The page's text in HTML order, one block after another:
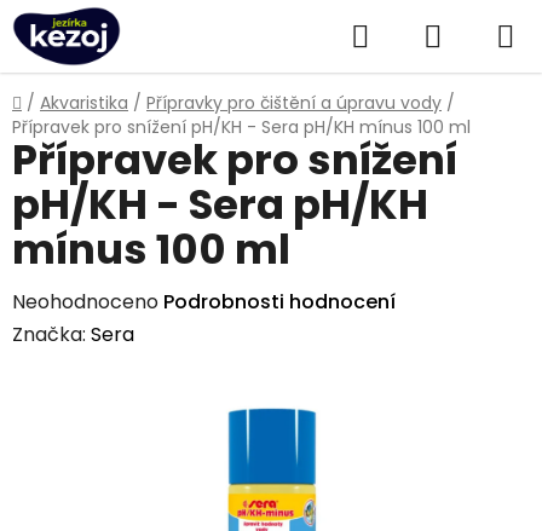
Přejít
na
obsah
Hledat
KOŠÍK
Domů
/ Akvaristika / Přípravky pro čištění a úpravu vody /
Přípravek pro snížení pH/KH - Sera pH/KH mínus 100 ml
Přípravek pro snížení
pH/KH - Sera pH/KH
mínus 100 ml
Průměrné
hodnocení
Neohodnoceno Podrobnosti hodnocení
Značka: Sera